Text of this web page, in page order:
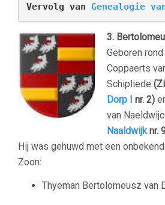
Vervolg van Genealogie
3.
Geboren
Coppaerts
Schipliede
Dorp I nr. 2)
van Naeldwijc
Naaldwijknr.
Hij was gehuwd met een
Zoon:
Thyeman Bertolomeusz van